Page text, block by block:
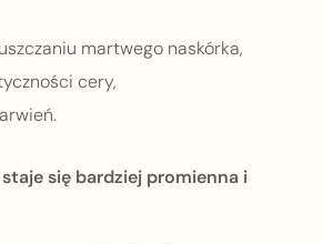
martwego naskórka,
cery,
się bardziej promienna i